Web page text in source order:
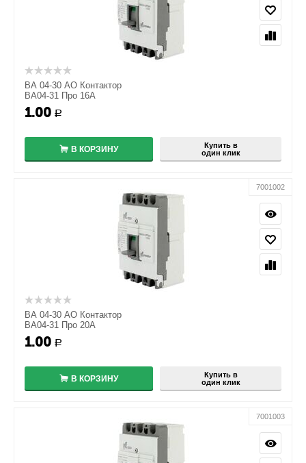
ВА 04-30 АО Контактор
ВА04-31 Про 16A
1.00 Р
В КОРЗИНУ
Купить в
один клик
7001002
ВА 04-30 АО Контактор
ВА04-31 Про 20А
1.00 Р
В КОРЗИНУ
Купить в
один клик
7001003